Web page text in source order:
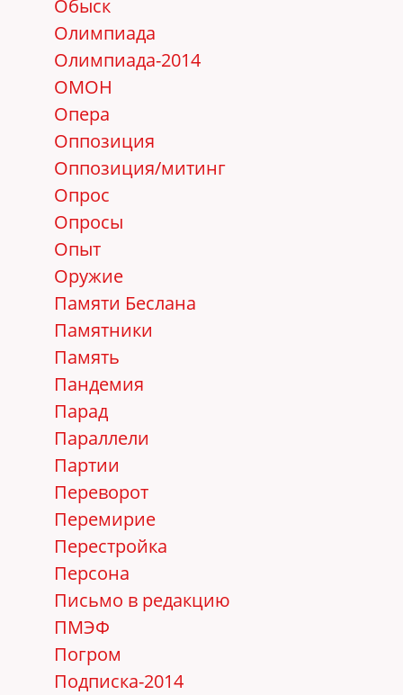
Обыск
Олимпиада
Олимпиада-2014
ОМОН
Опера
Оппозиция
Оппозиция/митинг
Опрос
Опросы
Опыт
Оружие
Памяти Беслана
Памятники
Память
Пандемия
Парад
Параллели
Партии
Переворот
Перемирие
Перестройка
Персона
Письмо в редакцию
ПМЭФ
Погром
Подписка-2014